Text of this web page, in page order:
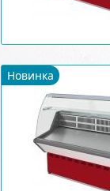
Новинка